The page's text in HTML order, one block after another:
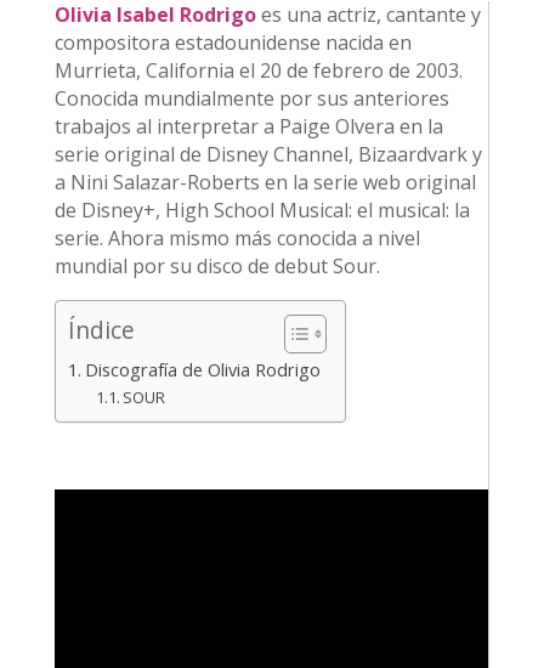
Olivia Isabel Rodrigoes una actriz, cantante y
compositora estadounidense nacida en
Murrieta, California el 20 de febrero de 2003.
Conocida mundialmente por sus anteriores
trabajos al interpretar a Paige Olvera en la
serie original de Disney Channel, Bizaardvark y
a Nini Salazar-Roberts en la serie web original
de Disney+, High School Musical: el musical: la
serie. Ahora mismo más conocida a nivel
mundial por su disco de debut Sour.
Índice
Discografía de Olivia Rodrigo
SOUR